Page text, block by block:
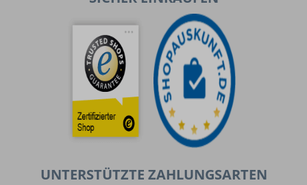
UNTERSTÜTZTE ZAHLUNGSARTEN